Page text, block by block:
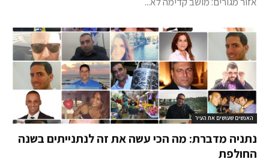
האנשים שעושים את העיר
נתניה מדברת: מה הכי עשה את זה לנתנייתים בשנה
החולפת